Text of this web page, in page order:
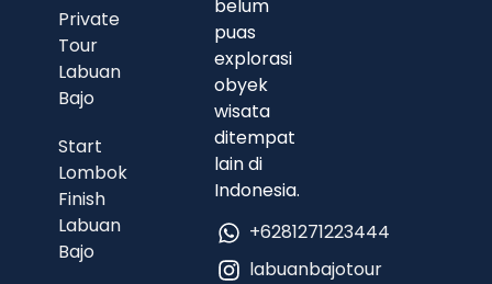
Private
Tour
Labuan
Bajo
Start
Lombok
Finish
Labuan
Bajo
belum
puas
explorasi
obyek
wisata
ditempat
lain di
Indonesia.
+6281271223444
labuanbajotour